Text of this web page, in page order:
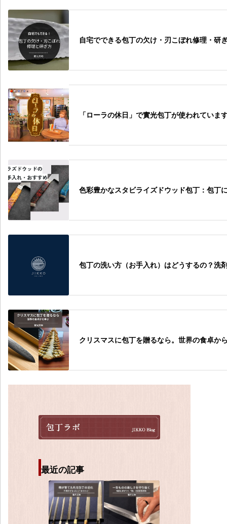
自宅でできる包丁の欠け・刃こぼれ修理・研
「ローラの休日」で實光包丁が使われていま
色彩豊かなスタビライズドウッド包丁：包丁
包丁の洗い方（お手入れ）はどうするの？洗
クリスマスに包丁を贈るなら。世界の食卓か
最近の記事